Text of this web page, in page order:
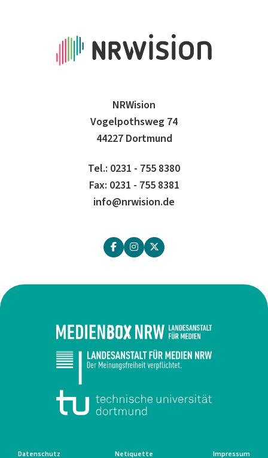
NRWision
Vogelpothsweg 74
44227 Dortmund
Tel.: 0231 - 755 8380
Fax: 0231 - 755 8381
info@nrwision.de
Datenschutz Netiquette Impressum